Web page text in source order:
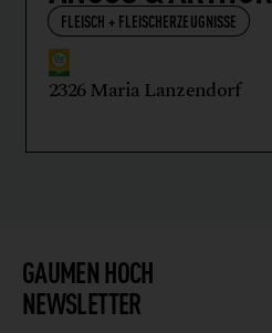
FLEISCH + FLEISCHERZEUGNISSE
2326 Maria Lanzendorf
GAUMEN HOCH
NEWSLETTER